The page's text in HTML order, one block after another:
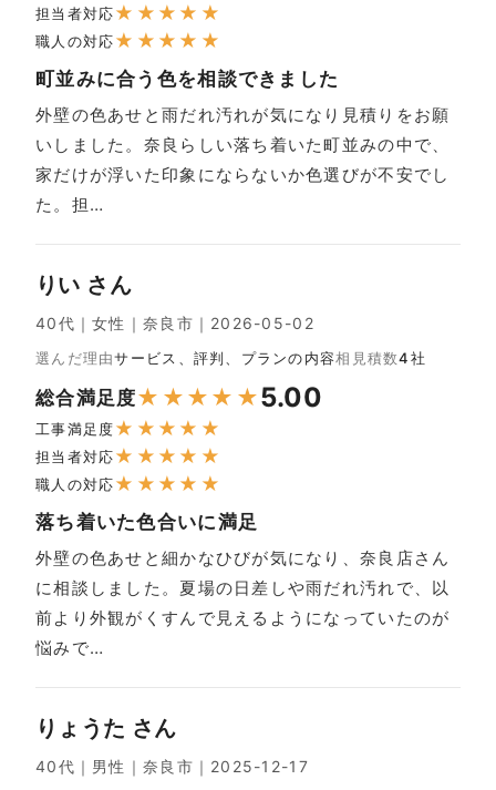
担当者対応★ ★ ★ ★ ★
職人の対応★ ★ ★ ★ ★
町並みに合う色を相談できました
外壁の色あせと雨だれ汚れが気になり見積りをお願
いしました。奈良らしい落ち着いた町並みの中で、
家だけが浮いた印象にならないか色選びが不安でし
た。担…
りい さん
40代｜女性｜奈良市｜2026-05-02
選んだ理由サービス、評判、プランの内容相見積数4社
総合満足度★ ★ ★ ★ ★5.00
工事満足度★ ★ ★ ★ ★
担当者対応★ ★ ★ ★ ★
職人の対応★ ★ ★ ★ ★
落ち着いた色合いに満足
外壁の色あせと細かなひびが気になり、奈良店さん
に相談しました。夏場の日差しや雨だれ汚れで、以
前より外観がくすんで見えるようになっていたのが
悩みで…
りょうた さん
40代｜男性｜奈良市｜2025-12-17